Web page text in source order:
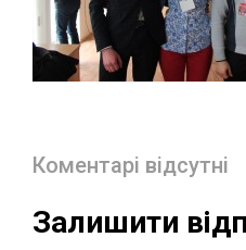
Коментарі відсутні
Залишити